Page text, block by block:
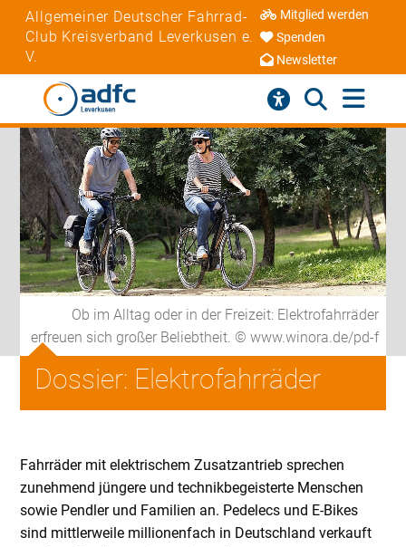
Allgemeiner Deutscher Fahrrad-
Club Kreisverband Leverkusen e.
V.
Mitglied werden
Spenden
Newsletter
Ob im Alltag oder in der Freizeit: Elektrofahrräder
erfreuen sich großer Beliebtheit. © www.winora.de/pd-f
Dossier: Elektrofahrräder
Fahrräder mit elektrischem Zusatzantrieb sprechen
zunehmend jüngere und technikbegeisterte Menschen
sowie Pendler und Familien an. Pedelecs und E-Bikes
sind mittlerweile millionenfach in Deutschland verkauft